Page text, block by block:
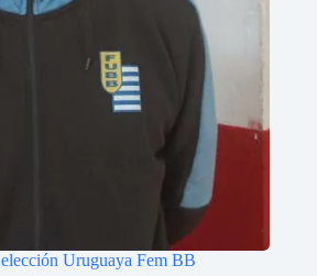
Uruguaya Fem BB